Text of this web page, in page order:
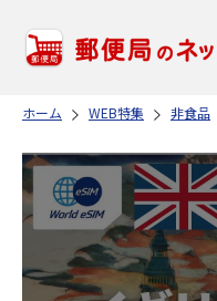
ホーム WEB特集 非食品